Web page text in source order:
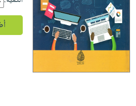
إختياراتنا
كتب
أكاديمية
صندوق
iKitab
بلا
حدود
يتكرر
أسئلة
يتكرر
طرحها
تحميل
على
المواضيع
الأكثر
مبيعاً
تعليمية
تعليمية
الصحة
والعناية
جديد